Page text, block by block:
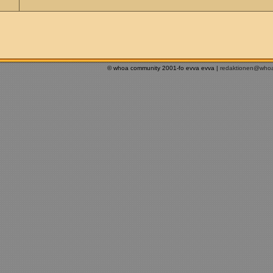
© whoa community 2001-fo evva evva |